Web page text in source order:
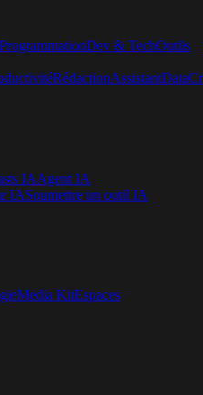
ProgrammationDev & TechOutils
RédactionAssistantData
IAAgent IA
IASoumettre un outil IA
Media KitEspaces